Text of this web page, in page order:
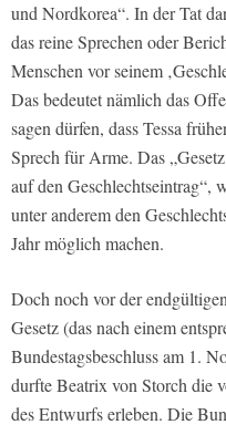
und Nordkorea“. In der Tat
das reine Sprechen oder
Menschen vor seinem
Das bedeutet nämlich das
sagen dürfen, dass Tessa
Sprech für Arme. Das
auf den Geschlechtseintrag“,
unter anderem den
Jahr möglich machen.
Doch noch vor der
Gesetz (das nach einem
Bundestagsbeschluss am 1.
durfte Beatrix von Storch die
des Entwurfs erleben. Die